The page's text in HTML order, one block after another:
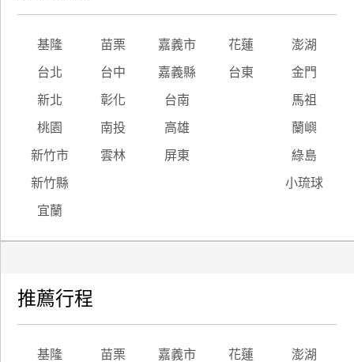
基隆 苗栗 嘉義市 花蓮 澎湖
台北 台中 嘉義縣 台東 金門
新北 彰化 台南 馬祖
桃園 南投 高雄 蘭嶼
新竹市 雲林 屏東 綠島
新竹縣 小琉球
宜蘭
推薦行程
基隆 苗栗 嘉義市 花蓮 澎湖